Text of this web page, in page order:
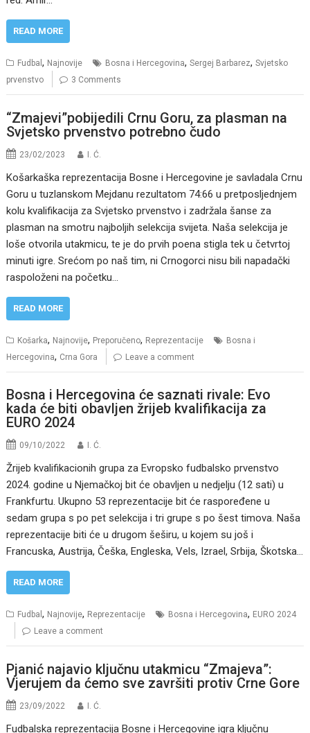
READ MORE
Fudbal, Najnovije Bosna i Hercegovina,Sergej Barbarez,Svjetsko
prvenstvo
3 Comments
“Zmajevi”pobijedili Crnu Goru, za plasman na
Svjetsko prvenstvo potrebno čudo
23/02/2023 I. Ć.
Košarkaška reprezentacija Bosne i Hercegovine je savladala Crnu
Goru u tuzlanskom Mejdanu rezultatom 74:66 u pretposljednjem
kolu kvalifikacija za Svjetsko prvenstvo i zadržala šanse za
plasman na smotru najboljih selekcija svijeta. Naša selekcija je
loše otvorila utakmicu, te je do prvih poena stigla tek u četvrtoj
minuti igre. Srećom po naš tim, ni Crnogorci nisu bili napadački
raspoloženi na početku…
READ MORE
Košarka, Najnovije, Preporučeno, Reprezentacije
Bosna i
Hercegovina, Crna Gora Leave a comment
Bosna i Hercegovina će saznati rivale: Evo
kada će biti obavljen žrijeb kvalifikacija za
EURO 2024
09/10/2022 I. Ć.
Žrijeb kvalifikacionih grupa za Evropsko fudbalsko prvenstvo
2024. godine u Njemačkoj bit će obavljen u nedjelju (12 sati) u
Frankfurtu. Ukupno 53 reprezentacije bit će raspoređene u
sedam grupa s po pet selekcija i tri grupe s po šest timova. Naša
reprezentacije biti će u drugom šeširu, u kojem su još i
Francuska, Austrija, Češka, Engleska, Vels, Izrael, Srbija, Škotska…
READ MORE
Fudbal, Najnovije, Reprezentacije Bosna i Hercegovina, EURO 2024
Leave a comment
Pjanić najavio ključnu utakmicu “Zmajeva”:
Vjerujem da ćemo sve završiti protiv Crne Gore
23/09/2022 I. Ć.
Fudbalska reprezentacija Bosne i Hercegovine igra ključnu